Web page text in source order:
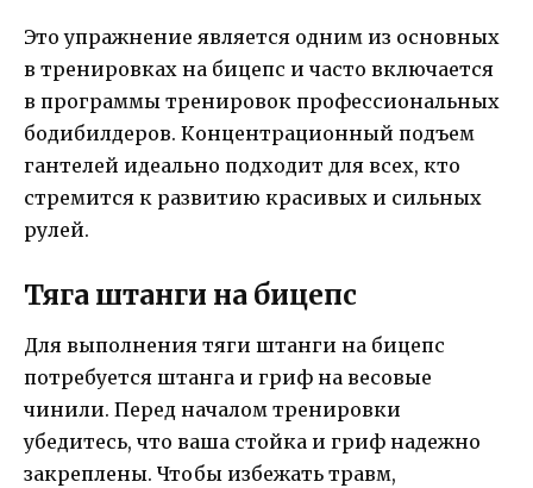
Это упражнение является одним из основных
в тренировках на бицепс и часто включается
в программы тренировок профессиональных
бодибилдеров. Концентрационный подъем
гантелей идеально подходит для всех, кто
стремится к развитию красивых и сильных
рулей.
Тяга штанги на бицепс
Для выполнения тяги штанги на бицепс
потребуется штанга и гриф на весовые
чинили. Перед началом тренировки
убедитесь, что ваша стойка и гриф надежно
закреплены. Чтобы избежать травм,